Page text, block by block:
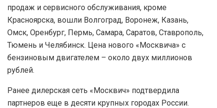
продаж и сервисного обслуживания, кроме
Красноярска, вошли Волгоград, Воронеж, Казань,
Омск, Оренбург, Пермь, Самара, Саратов, Ставрополь,
Тюмень и Челябинск. Цена нового «Москвича» с
бензиновым двигателем – около двух миллионов
рублей.
Ранее дилерская сеть «Москвич» подтвердила
партнеров еще в десяти крупных городах России.